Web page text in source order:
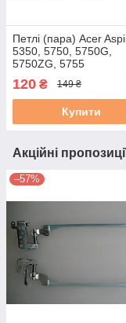
Петлі (пара) Acer
5350, 5750, 5750G,
5750ZG, 5755
AM0HI000300) б/в
120 ₴ 149 ₴
Купити
Акційні
–57%